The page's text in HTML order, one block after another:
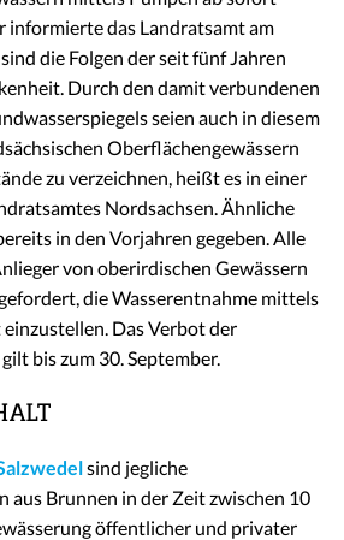
informierte das Landratsamt am
die Folgen der seit fünf Jahren
Durch den damit verbundenen
seien auch in diesem
Oberflächengewässern
zu verzeichnen, heißt es in einer
Nordsachsen. Ähnliche
in den Vorjahren gegeben. Alle
von oberirdischen Gewässern
die Wasserentnahme mittels
Das Verbot der
bis zum 30. September.
sind jegliche
aus Brunnen in der Zeit zwischen 10
öffentlicher und privater